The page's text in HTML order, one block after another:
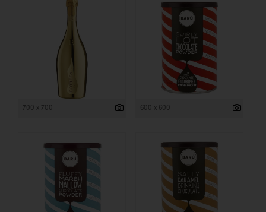
700 x 700 600 x 600